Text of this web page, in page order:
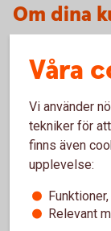
Om dina
Inkasso
Tjänsten
för ditt
undvika
Inkasso
Våra
Vi använder
tekniker för
finns även
upplevelse:
Relevant